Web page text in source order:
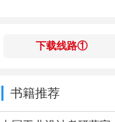
下载线路①
书籍推荐